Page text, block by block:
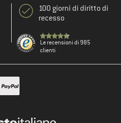
100 giorni di diritto di
recesso
Le recensioni di 985
clienti